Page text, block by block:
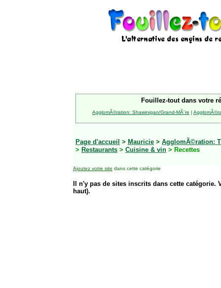
Fouillez-tout dans votre
AgglomÃ©ration: Shawinigan/Grand-MÃ¨re |
Page d'accueil > Mauricie > AgglomÃ©ration:
> Restaurants > Cuisine & vin > Recettes
Ajoutez votre site dans cette catégorie
Il n'y pas de sites inscrits dans cette
haut).